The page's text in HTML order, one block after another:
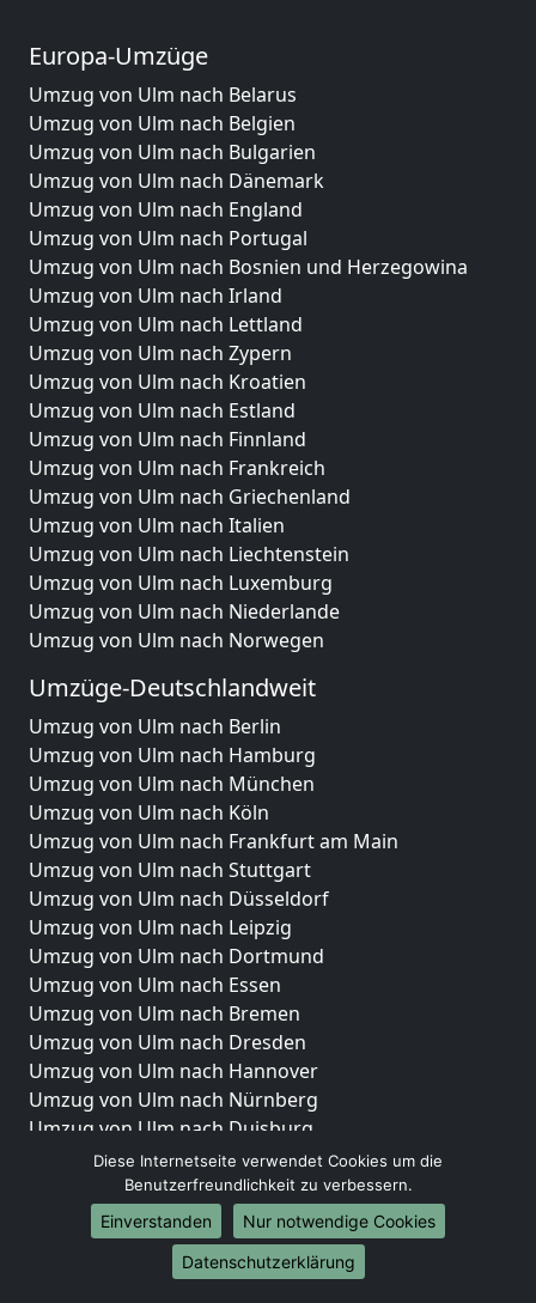
Europa-Umzüge
Umzug von Ulm nach Belarus
Umzug von Ulm nach Belgien
Umzug von Ulm nach Bulgarien
Umzug von Ulm nach Dänemark
Umzug von Ulm nach England
Umzug von Ulm nach Portugal
Umzug von Ulm nach Bosnien und Herzegowina
Umzug von Ulm nach Irland
Umzug von Ulm nach Lettland
Umzug von Ulm nach Zypern
Umzug von Ulm nach Kroatien
Umzug von Ulm nach Estland
Umzug von Ulm nach Finnland
Umzug von Ulm nach Frankreich
Umzug von Ulm nach Griechenland
Umzug von Ulm nach Italien
Umzug von Ulm nach Liechtenstein
Umzug von Ulm nach Luxemburg
Umzug von Ulm nach Niederlande
Umzug von Ulm nach Norwegen
Umzüge-Deutschlandweit
Umzug von Ulm nach Berlin
Umzug von Ulm nach Hamburg
Umzug von Ulm nach München
Umzug von Ulm nach Köln
Umzug von Ulm nach Frankfurt am Main
Umzug von Ulm nach Stuttgart
Umzug von Ulm nach Düsseldorf
Umzug von Ulm nach Leipzig
Umzug von Ulm nach Dortmund
Umzug von Ulm nach Essen
Umzug von Ulm nach Bremen
Umzug von Ulm nach Dresden
Umzug von Ulm nach Hannover
Umzug von Ulm nach Nürnberg
Umzug von Ulm nach Duisburg
Umzug von Ulm nach Bochum
Umzug von Ulm nach Wuppertal
Umzug von Ulm nach Bielefeld
Umzug von Ulm nach Bonn
Umzug von Ulm nach Münster
Diese Internetseite verwendet Cookies um die
Benutzerfreundlichkeit zu verbessern.
Einverstanden
Nur notwendige Cookies
Datenschutzerklärung